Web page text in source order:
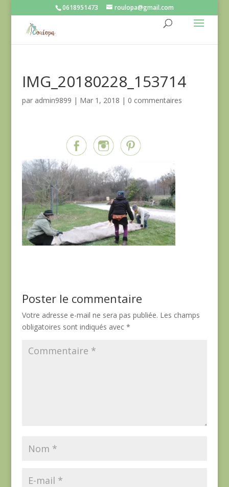
0618951473 roulopa@gmail.com
IMG_20180228_153714
par admin9899 | Mar 1, 2018 | 0 commentaires
Poster le commentaire
Votre adresse e-mail ne sera pas publiée. Les champs
obligatoires sont indiqués avec *